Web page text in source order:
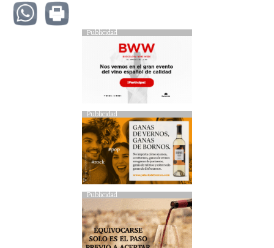
Publicidad
Publicidad
Publicidad